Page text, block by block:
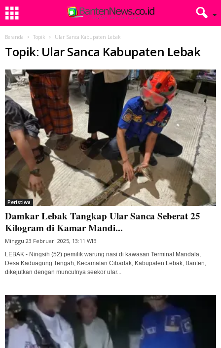
Beranda Topik Ular Sanca Kabupaten Lebak
Topik: Ular Sanca Kabupaten Lebak
Peristiwa
Damkar Lebak Tangkap Ular Sanca Seberat 25
Kilogram di Kamar Mandi...
Minggu 23 Februari 2025, 13:11 WIB
LEBAK - Ningsih (52) pemilik warung nasi di kawasan Terminal Mandala,
Desa Kaduagung Tengah, Kecamatan Cibadak, Kabupaten Lebak, Banten,
dikejutkan dengan munculnya seekor ular...